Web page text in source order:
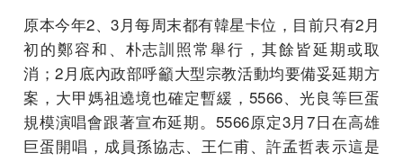
原本今年2、3月每周末都有韓星卡位，目前只有2月
初的鄭容和、朴志訓照常舉行，其餘皆延期或取
消；2月底內政部呼籲大型宗教活動均要備妥延期方
案，大甲媽祖遶境也確定暫緩，5566、光良等巨蛋
規模演唱會跟著宣布延期。5566原定3月7日在高雄
巨蛋開唱，成員孫協志、王仁甫、許孟哲表示這是